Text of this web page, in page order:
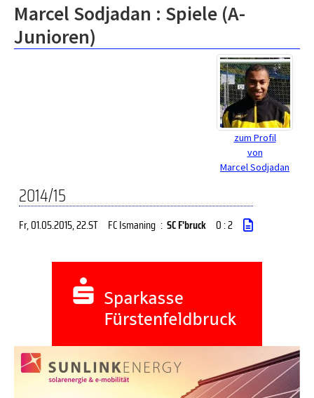
Marcel Sodjadan : Spiele (A-
Junioren)
zum Profil
von
Marcel Sodjadan
2014/15
Fr, 01.05.2015, 22.ST FC Ismaning : SC F'bruck 0 : 2